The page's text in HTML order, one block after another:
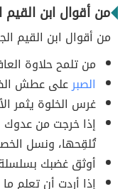
من أقوال ابن القيم
من أقوال ابن القيم
من تلمح حلاوة
الصبرعلى عطش
غرس الخلوة يثمر
إذا خرجت من عدوك
تُلقِحها، ونسل
أوثق غضبك بسلسلة
إذا أردت أن تعلم